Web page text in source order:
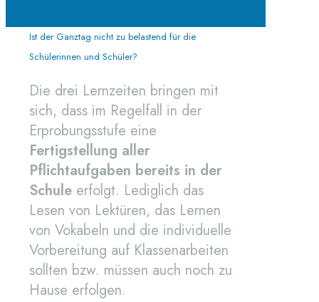
Ist der Ganztag nicht zu belastend für die
Schülerinnen und Schüler?
Die drei Lernzeiten bringen mit
sich, dass im Regelfall in der
Erprobungsstufe eine
Fertigstellung aller
Pflichtaufgaben bereits in der
Schule erfolgt. Lediglich das
Lesen von Lektüren, das Lernen
von Vokabeln und die individuelle
Vorbereitung auf Klassenarbeiten
sollten bzw. müssen auch noch zu
Hause erfolgen.